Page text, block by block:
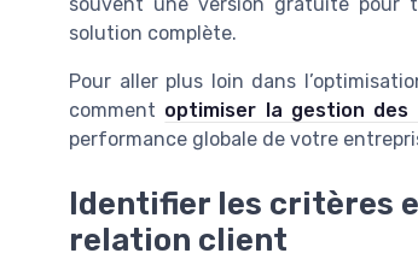
solution complète.
Pour aller plus loin dans
comment optimiser la gestion des
performance globale de votre
Identifier les critères
relation client